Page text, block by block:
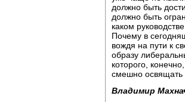
должно быть
должно быть
каком
Почему в
вождя на пути к
образу
которого,
смешно освящать
Владимир